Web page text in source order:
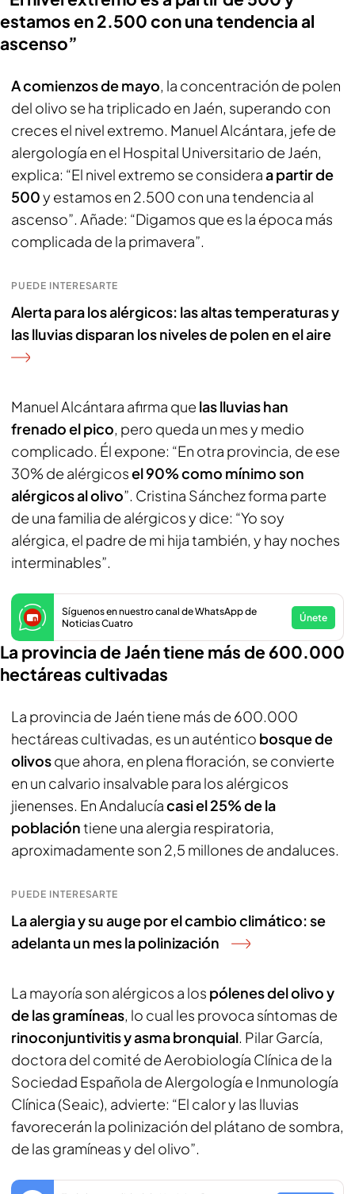
estamos en 2.500 con una tendencia al
ascenso”
A comienzos de mayo, la concentración de polen
del olivo se ha triplicado en Jaén, superando con
creces el nivel extremo. Manuel Alcántara, jefe de
alergología en el Hospital Universitario de Jaén,
explica: “El nivel extremo se consideraa partir de
500y estamos en 2.500 con una tendencia al
ascenso”. Añade: “Digamos que es la época más
complicada de la primavera”.
PUEDE INTERESARTE
Alerta para los alérgicos: las altas temperaturas y
las lluvias disparan los niveles de polen en el aire
Manuel Alcántara afirma que las lluvias han
frenado el pico, pero queda un mes y medio
complicado. Él expone: “En otra provincia, de ese
30% de alérgicosel 90% como mínimo son
alérgicos al olivo”. Cristina Sánchez forma parte
de una familia de alérgicos y dice: “Yo soy
alérgica, el padre de mi hija también, y hay noches
interminables”.
Síguenos en nuestro canal de WhatsApp de
Noticias Cuatro
Únete
La provincia de Jaén tiene más de 600.000
hectáreas cultivadas
La provincia de Jaén tiene más de 600.000
hectáreas cultivadas, es un auténtico bosque de
olivosque ahora, en plena floración, se convierte
en un calvario insalvable para los alérgicos
jienenses. En Andalucíacasi el 25% de la
poblacióntiene una alergia respiratoria,
aproximadamente son 2,5 millones de andaluces.
PUEDE INTERESARTE
La alergia y su auge por el cambio climático: se
adelanta un mes la polinización
La mayoría son alérgicos a los pólenes del olivo y
de las gramíneas, lo cual les provoca síntomas de
rinoconjuntivitis y asma bronquial. Pilar García,
doctora del comité de Aerobiología Clínica de la
Sociedad Española de Alergología e Inmunología
Clínica (Seaic), advierte: “El calor y las lluvias
favorecerán la polinización del plátano de sombra,
de las gramíneas y del olivo”.